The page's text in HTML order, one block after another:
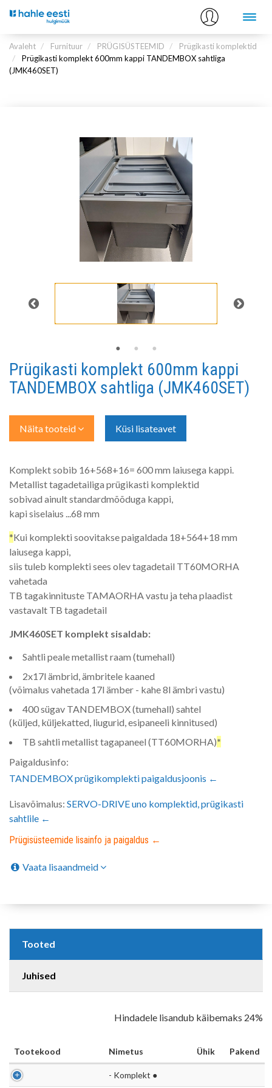
Avaleht Furnituur PRÜGISÜSTEEMID
Prügikasti komplektid
Prügikasti komplekt 600mm kappi TANDEMBOX sahtliga
(JMK460SET)
Prügikasti komplekt 600mm kappi
TANDEMBOX sahtliga (JMK460SET)
Näita tooteid Küsi lisateavet
Komplekt sobib 16+568+16= 600 mm laiusega kappi.
Metallist tagadetailiga prügikasti komplektid
sobivad ainult standardmõõduga kappi,
kapi siselaius ...68 mm
*Kui komplekti soovitakse paigaldada 18+564+18 mm
laiusega kappi,
siis tuleb komplekti sees olev tagadetail TT60MORHA
vahetada
TB tagakinnituste TAMAORHA vastu ja teha plaadist
vastavalt TB tagadetail
JMK460SET komplekt sisaldab:
Sahtli peale metallist raam (tumehall)
2x17l ämbrid, ämbritele kaaned
(võimalus vahetada 17l ämber - kahe 8l ämbri vastu)
400 sügav TANDEMBOX (tumehall) sahtel
(küljed, küljekatted, liugurid, esipaneeli kinnitused)
TB sahtli metallist tagapaneel (TT60MORHA)*
Paigaldusinfo:
TANDEMBOX prügikomplekti paigaldusjoonis ←
Lisavõimalus: SERVO-DRIVE uno komplektid, prügikasti
sahtlile ←
Prügisüsteemide lisainfo ja paigaldus ←
Vaata lisaandmeid
Tooted
Juhised
Hindadele lisandub käibemaks 24%
Tootekood Nimetus Ühik Pakend
- Komplekt ●